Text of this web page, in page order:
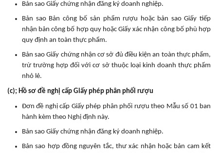
Bản sao Giấy chứng nhận đăng ký doanh nghiệp.
Bản sao Bản công bố sản phẩm rượu hoặc bản sao Giấy tiếp
nhận bản công bố hợp quy hoặc Giấy xác nhận công bố phù hợp
quy định an toàn thực phẩm.
Bản sao Giấy chứng nhận cơ sở đủ điều kiện an toàn thực phẩm,
trừ trường hợp đối với cơ sở thuộc loại kinh doanh thực phẩm
nhỏ lẻ.
(c); Hồ sơ đề nghị cấp Giấy phép phân phối rượu
Đơn đề nghị cấp Giấy phép phân phối rượu theo Mẫu số 01 ban
hành kèm theo Nghị định này.
Bản sao Giấy chứng nhận đăng ký doanh nghiệp.
Bản sao hợp đồng nguyên tắc, thư xác nhận hoặc bản cam kết